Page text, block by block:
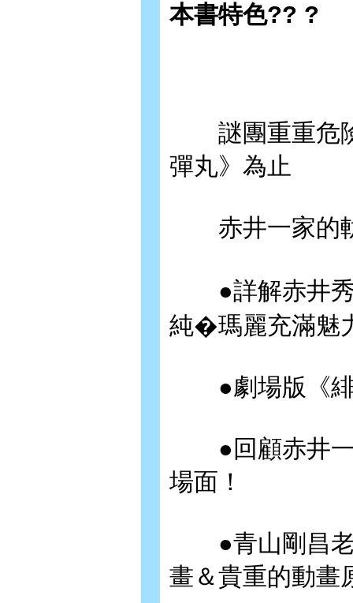
本書特色?? ?
謎團重重危險
彈丸》為止
赤井一家的軌
●詳解赤井秀
純�瑪麗充滿魅
●劇場版《緋
●回顧赤井一
場面！
●青山剛昌老
畫＆貴重的動畫